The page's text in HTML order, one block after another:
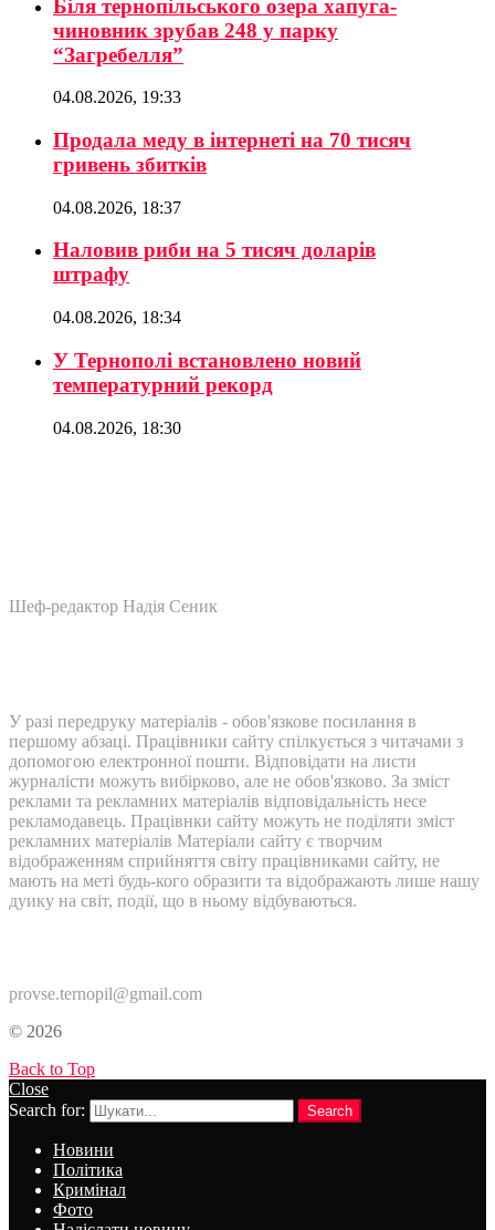
Біля тернопільського озера хапуга-
чиновник зрубав 248 у парку
“Загребелля”
04.08.2026, 19:33
Продала меду в інтернеті на 70 тисяч
гривень збитків
04.08.2026, 18:37
Наловив риби на 5 тисяч доларів
штрафу
04.08.2026, 18:34
У Тернополі встановлено новий
температурний рекорд
04.08.2026, 18:30
Шеф-редактор Надія Сеник
У разі передруку матеріалів - обов'язкове посилання в
першому абзаці. Працівники сайту спілкується з читачами з
допомогою електронної пошти. Відповідати на листи
журналісти можуть вибірково, але не обов'язково. За зміст
реклами та рекламних матеріалів відповідальність несе
рекламодавець. Працівнки сайту можуть не поділяти зміст
рекламних матеріалів Матеріали сайту є творчим
відображенням сприйняття світу працівниками сайту, не
мають на меті будь-кого образити та відображають лише нашу
дуику на світ, події, що в ньому відбуваються.
provse.ternopil@gmail.com
© 2026
Back to Top
Close
Search for:
Search
Новини
Політика
Кримінал
Фото